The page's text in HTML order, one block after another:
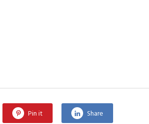
Pin it Share